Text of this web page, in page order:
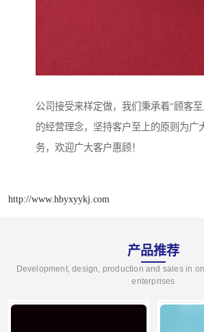
公司接受来样定做，我们秉承着“顾客
的经营理念，坚持客户至上的原则为广
务，欢迎广大客户惠顾！
http://www.hbyxyykj.com
产品推荐
Development, design, production and sales in
enterprises